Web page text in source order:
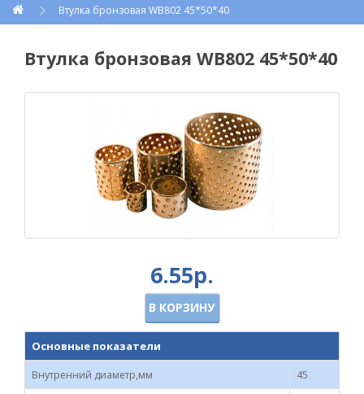
Втулка бронзовая WB802 45*50*40
Втулка бронзовая WB802 45*50*40
6.55р.
В КОРЗИНУ
Основные показатели
Внутренний диаметр,мм 45